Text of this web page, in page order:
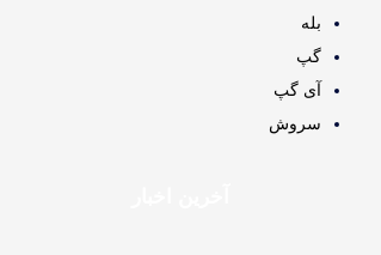
بله
گپ
آی گپ
سروش